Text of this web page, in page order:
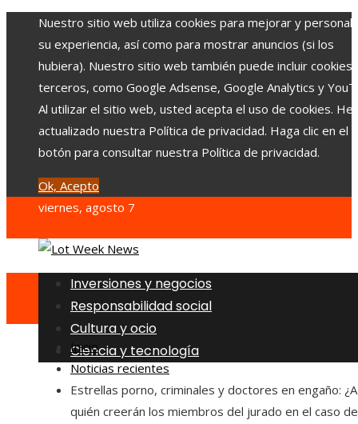
Nuestro sitio web utiliza cookies para mejorar y
su experiencia, así como para mostrar anuncios (si los
hubiera). Nuestro sitio web también puede incluir cookies
terceros, como Google Adsense, Google Analytics y
Al utilizar el sitio web, usted acepta el uso de cookies.
actualizado nuestra Política de privacidad. Haga clic en el
botón para consultar nuestra Política de privacidad.
Ok, Acepto
viernes, agosto 7
Inversiones y negocios
Responsabilidad social
Cultura y ocio
Ciencia y tecnología
Inicio
Noticias recientes
Estrellas porno, criminales y doctores en engaño: ¿A
quién creerán los miembros del jurado en el caso de